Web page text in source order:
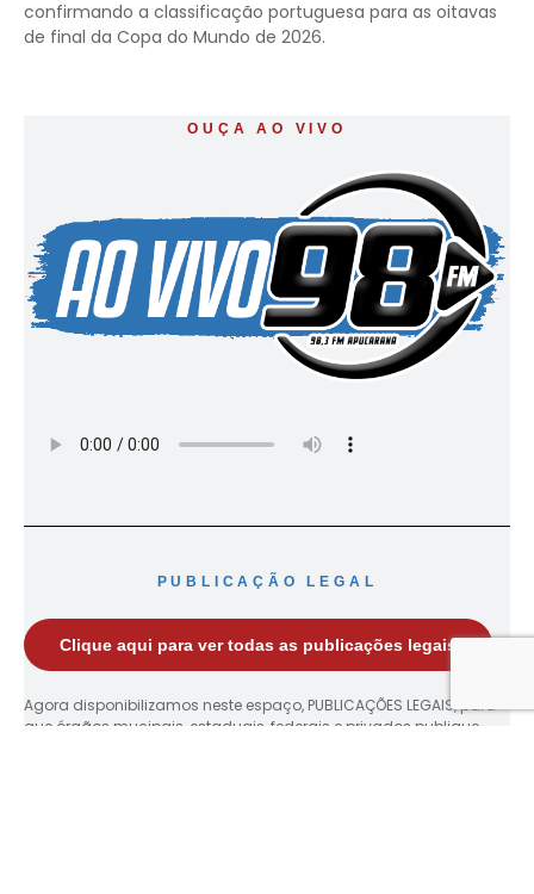
confirmando a classificação portuguesa para as oitavas
de final da Copa do Mundo de 2026.
OUÇA AO VIVO
PUBLICAÇÃO LEGAL
Clique aqui para ver todas as publicações legais
Agora disponibilizamos neste espaço, PUBLICAÇÕES LEGAIS, para
que órgãos mucipais, estaduais, federais e privados publique